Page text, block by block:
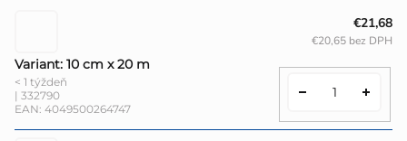
Variant: 10 cm x 20 m
< 1 týždeň
| 332790
EAN: 4049500264747
€21,68
€20,65 bez DPH